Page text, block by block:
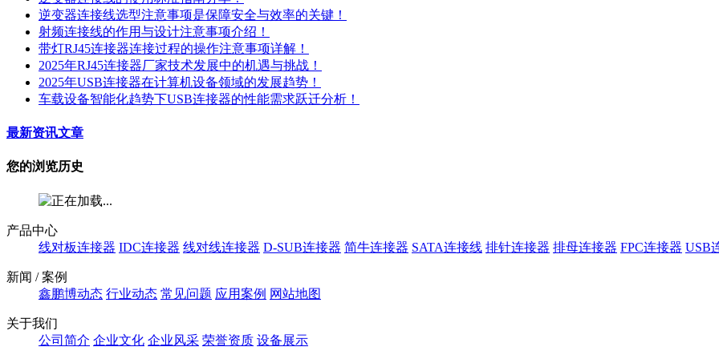
逆变器连接线选型注意事项是保障安全与效率的关键！
射频连接线的作用与设计注意事项介绍！
带灯RJ45连接器连接过程的操作注意事项详解！
2025年RJ45连接器厂家技术发展中的机遇与挑战！
2025年USB连接器在计算机设备领域的发展趋势！
车载设备智能化趋势下USB连接器的性能需求跃迁分析！
最新资讯文章
您的浏览历史
产品中心
线对板连接器 IDC连接器 线对线连接器 D-SUB连接器 简牛连接器 SATA连接线 排针连接器 排母连接器 FPC连接器 USB
新闻 / 案例
鑫鹏博动态 行业动态 常见问题 应用案例 网站地图
关于我们
公司简介 企业文化 企业风采 荣誉资质 设备展示